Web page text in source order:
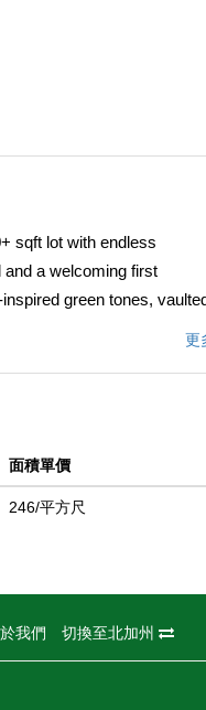
sqft lot with endless
and a welcoming first
green tones, vaulted
are endless. Solar helps
中文描述
更
面積單價
246/平方尺
我們 切換至北加州